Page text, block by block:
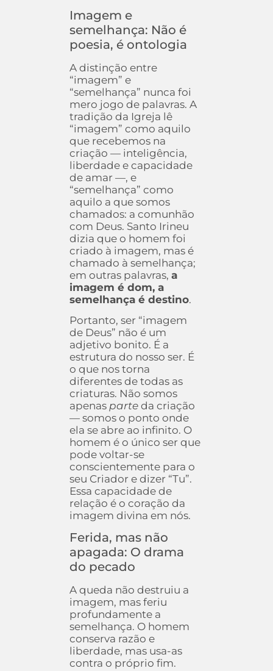
Imagem e
semelhança: Não é
poesia, é ontologia
A distinção entre
“imagem” e
“semelhança” nunca foi
mero jogo de palavras. A
tradição da Igreja lê
“imagem” como aquilo
que recebemos na
criação — inteligência,
liberdade e capacidade
de amar —, e
“semelhança” como
aquilo a que somos
chamados: a comunhão
com Deus. Santo Irineu
dizia que o homem foi
criado à imagem, mas é
chamado à semelhança;
em outras palavras, a
imagem é dom, a
semelhança é destino.
Portanto, ser “imagem
de Deus” não é um
adjetivo bonito. É a
estrutura do nosso ser. É
o que nos torna
diferentes de todas as
criaturas. Não somos
apenas parteda criação
— somos o ponto onde
ela se abre ao infinito. O
homem é o único ser que
pode voltar-se
conscientemente para o
seu Criador e dizer “Tu”.
Essa capacidade de
relação é o coração da
imagem divina em nós.
Ferida, mas não
apagada: O drama
do pecado
A queda não destruiu a
imagem, mas feriu
profundamente a
semelhança. O homem
conserva razão e
liberdade, mas usa-as
contra o próprio fim.